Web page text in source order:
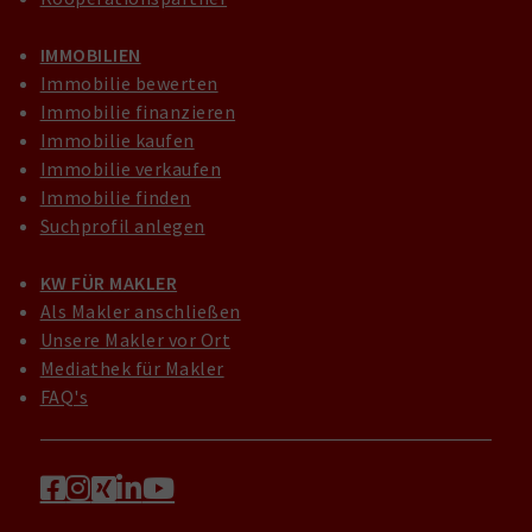
IMMOBILIEN
Immobilie bewerten
Immobilie finanzieren
Immobilie kaufen
Immobilie verkaufen
Immobilie finden
Suchprofil anlegen
KW FÜR MAKLER
Als Makler anschließen
Unsere Makler vor Ort
Mediathek für Makler
FAQ's